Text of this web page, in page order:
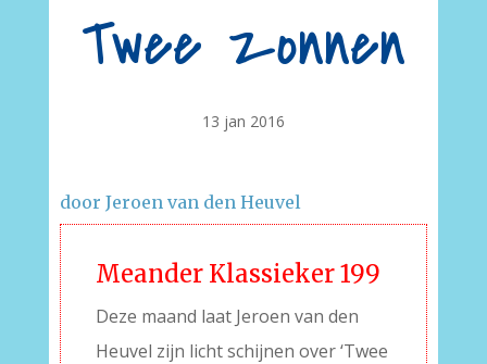
Twee zonnen
13 jan 2016
door Jeroen van den Heuvel
Meander Klassieker 199
Deze maand laat Jeroen van den
Heuvel zijn licht schijnen over ‘Twee